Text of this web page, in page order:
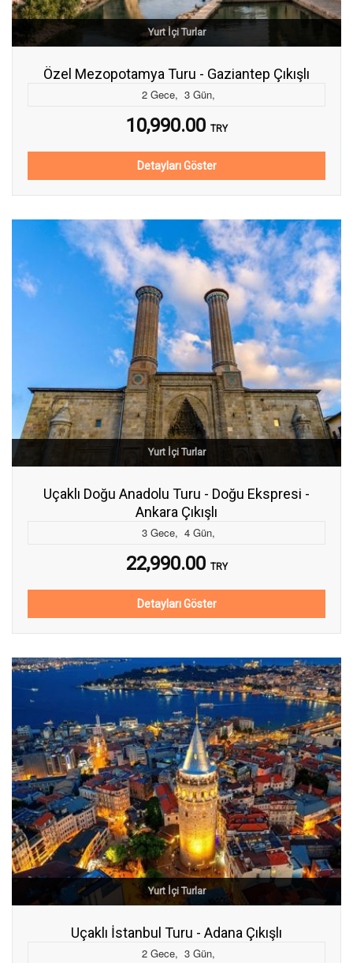
Yurt İçi Turlar
Özel Mezopotamya Turu - Gaziantep Çıkışlı
2 Gece, 3 Gün,
10,990.00 TRY
Detayları Göster
Yurt İçi Turlar
Uçaklı Doğu Anadolu Turu - Doğu Ekspresi -
Ankara Çıkışlı
3 Gece, 4 Gün,
22,990.00 TRY
Detayları Göster
Yurt İçi Turlar
Uçaklı İstanbul Turu - Adana Çıkışlı
2 Gece, 3 Gün,